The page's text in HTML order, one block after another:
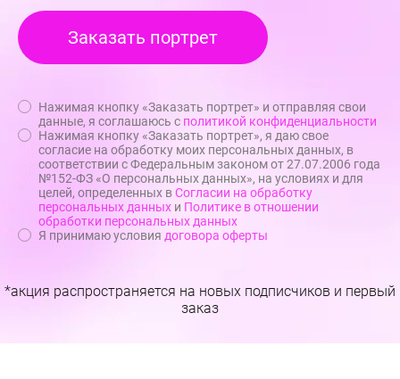
Нажимая кнопку «Заказать портрет» и отправляя свои
данные, я соглашаюсь с политикой конфиденциальности
Нажимая кнопку «Заказать портрет», я даю свое
согласие на обработку моих персональных данных, в
соответствии с Федеральным законом от 27.07.2006 года
№152-ФЗ «О персональных данных», на условиях и для
целей, определенных вСогласии на обработку
персональных данных и Политике в отношении
обработки персональных данных
Я принимаю условия договора оферты
*акция распространяется на новых подписчиков и первый
заказ